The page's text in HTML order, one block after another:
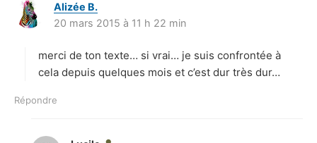
Alizée B.
i
:
20 mars 2015 à 11 h 22 min
merci de ton texte… si vrai… je suis confrontée à
cela depuis quelques mois et c’est dur très dur…
Répondre